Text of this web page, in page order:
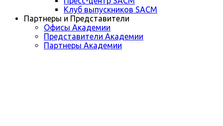
Клуб выпускников SACM
Партнеры и Представители
Офисы Академии
Представители Академии
Партнеры Академии